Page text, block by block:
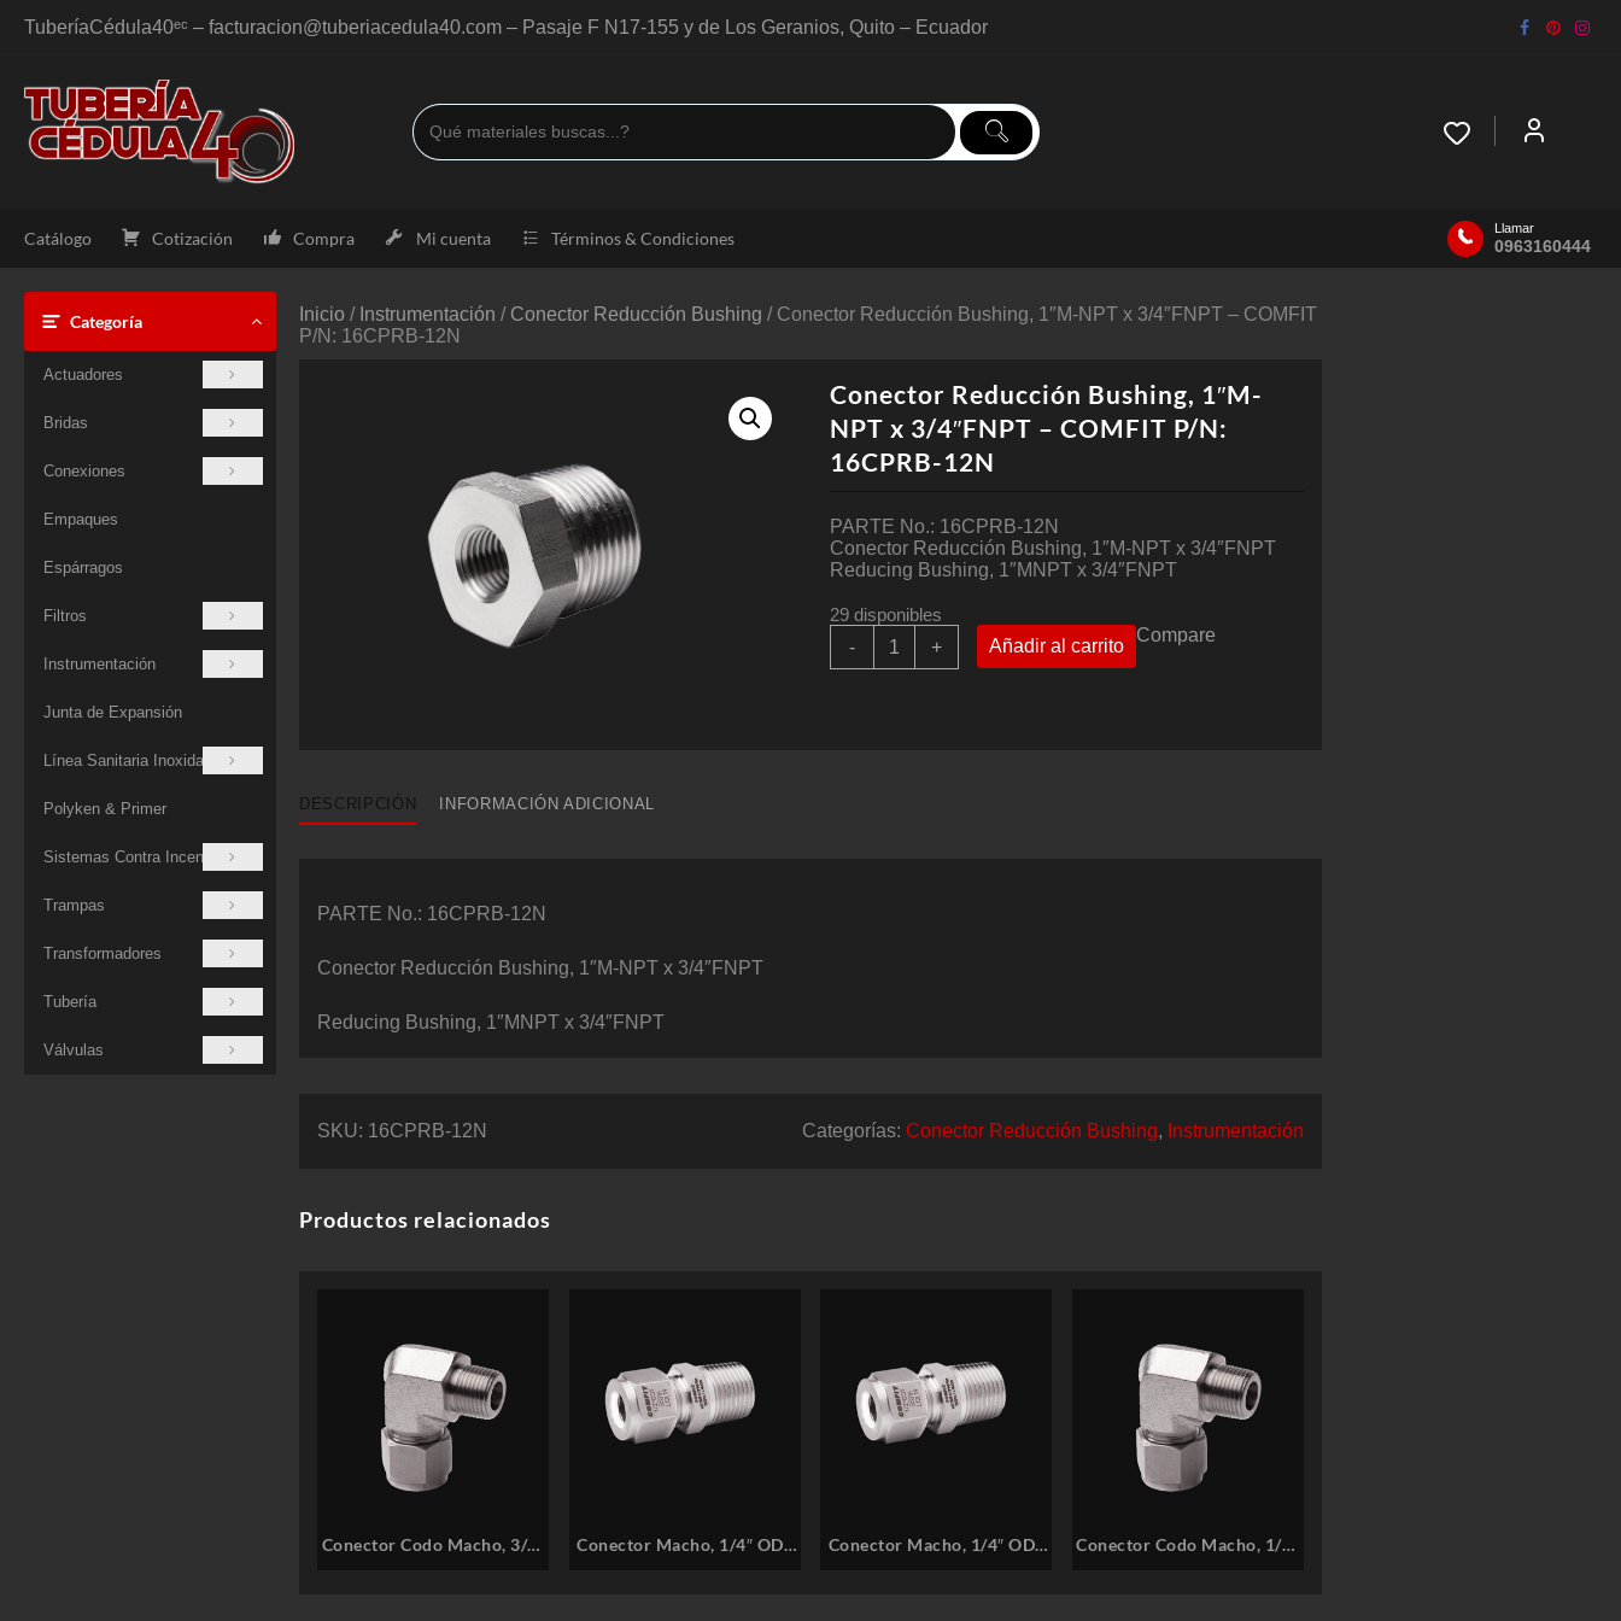
TuberíaCédula40ᵉᶜ – facturacion@tuberiacedula40.com – Pasaje F N17-155 y de Los Geranios, Quito – Ecuador
Catálogo Cotización Compra Mi cuenta Términos & Condiciones
Llamar
0963160444
Categoría
Actuadores
Bridas
Conexiones
Empaques
Espárragos
Filtros
Instrumentación
Junta de Expansión
Línea Sanitaria Inoxidable
Polyken & Primer
Sistemas Contra Incendios
Trampas
Transformadores
Tubería
Válvulas
Inicio / Instrumentación / Conector Reducción Bushing / Conector Reducción Bushing, 1″M-NPT x 3/4″FNPT – COMFIT
P/N: 16CPRB-12N
Conector Reducción Bushing, 1″M-
NPT x 3/4″FNPT – COMFIT P/N:
16CPRB-12N
PARTE No.: 16CPRB-12N
Conector Reducción Bushing, 1″M-NPT x 3/4″FNPT
Reducing Bushing, 1″MNPT x 3/4″FNPT
29 disponibles
-
Conector
Reducción
+ Añadir al carrito
Compare
DESCRIPCIÓN INFORMACIÓN ADICIONAL
PARTE No.: 16CPRB-12N
Conector Reducción Bushing, 1″M-NPT x 3/4″FNPT
Reducing Bushing, 1″MNPT x 3/4″FNPT
SKU: 16CPRB-12N Categorías: Conector Reducción Bushing, Instrumentación
Productos relacionados
Conector Codo Macho, 3/8″
Conector Macho, 1/4″ ODT
Conector Macho, 1/4″ ODT
Conector Codo Macho, 1/4″